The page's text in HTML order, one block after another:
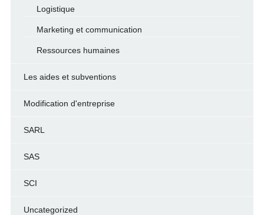
Logistique
Marketing et communication
Ressources humaines
Les aides et subventions
Modification d'entreprise
SARL
SAS
SCI
Uncategorized